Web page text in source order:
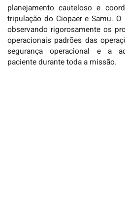
planejamento cauteloso e
tripulação do Ciopaer e Samu. O
observando rigorosamente os
operacionais padrões das
segurança operacional e a
paciente durante toda a missão.